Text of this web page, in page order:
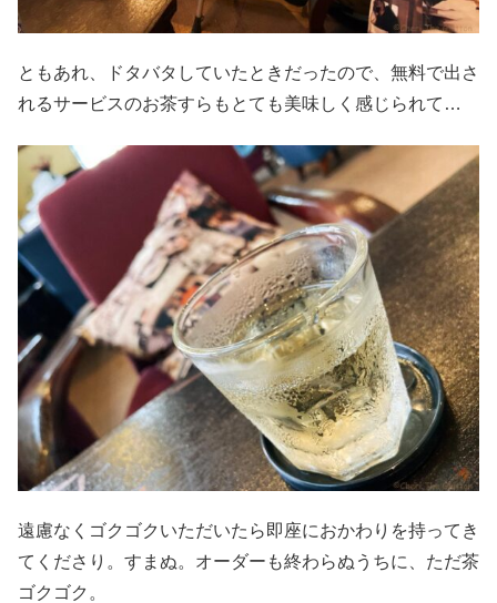
ともあれ、ドタバタしていたときだったので、無料で出さ
れるサービスのお茶すらもとても美味しく感じられて…
遠慮なくゴクゴクいただいたら即座におかわりを持ってき
てくださり。すまぬ。オーダーも終わらぬうちに、ただ茶
ゴクゴク。